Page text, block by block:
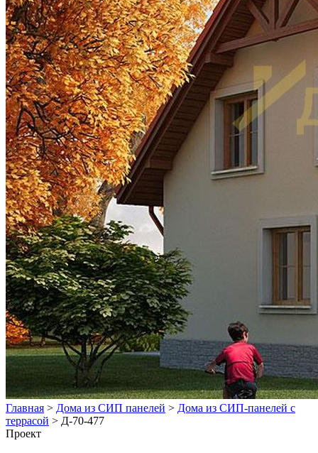
Главная > Дома из СИП панелей > Дома из СИП-панелей с
террасой > Д-70-477
Проект